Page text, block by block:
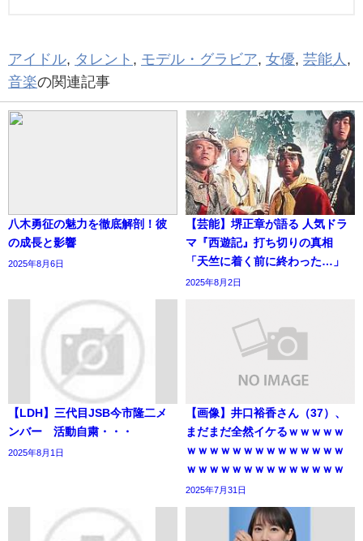
アイドル, タレント , モデル・グラビア, 女優, 芸能人 ,
音楽の関連記事
八木勇征の魅力を徹底解剖！彼
の成長と影響
2025年8月6日
【芸能】堺正章が語る 人気ドラ
マ『西遊記』打ち切りの真相
「天竺に着く前に終わった…」
2025年8月2日
【LDH】三代目JSB今市隆二メ
ンバー 活動自粛・・・
2025年8月1日
【画像】井口裕香さん（37）、
まだまだ全然イケるｗｗｗｗｗ
ｗｗｗｗｗｗｗｗｗｗｗｗｗｗ
ｗｗｗｗｗｗｗｗｗｗｗｗｗｗ
2025年7月31日